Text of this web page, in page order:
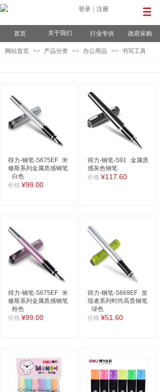
登录 注册
首页 关于我们 行业专供 政府采购
网站首页 >> 产品分类 >> 办公用品 >> 书写工具
得力-钢笔-S675EF 米
修斯系列金属质感钢笔
白色
价格:¥99.00
得力-钢笔-S91
金属质
感灰色钢笔
价格:¥117.60
得力-钢笔-S675EF 米
修斯系列金属质感钢笔
粉色
价格:¥99.00
得力-钢笔-S669EF 发
现者系列时尚高贵钢笔
绿色
价格:¥51.60